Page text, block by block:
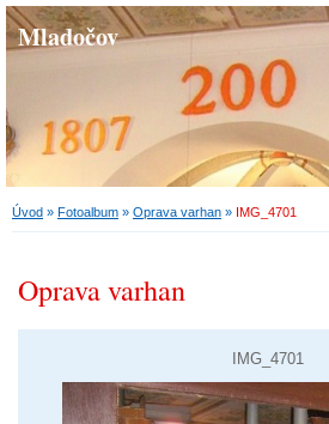
Mladočov
Úvod » Fotoalbum » Oprava varhan » IMG_4701
Oprava varhan
IMG_4701